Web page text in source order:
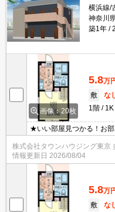
横浜線/
神奈川
築1年
画像：20枚
5.8万
敷
な
1階
1K
★いい部屋見つかる！お
株式会社タウンハウジング東京
情報更新日 2026/08/04
5.8万
敷
な